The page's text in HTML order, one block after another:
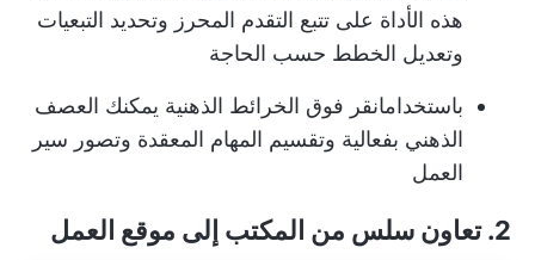
هذه الأداة على تتبع التقدم المحرز وتحديد التبعيات
وتعديل الخطط حسب الحاجة
باستخدامانقر فوق الخرائط الذهنية يمكنك العصف
الذهني بفعالية وتقسيم المهام المعقدة وتصور سير
العمل
2. تعاون سلس من المكتب إلى موقع العمل